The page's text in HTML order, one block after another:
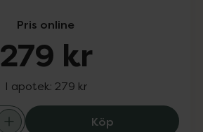
Pris online
279 kr
I apotek: 279 kr
KöpIDUN Minerals